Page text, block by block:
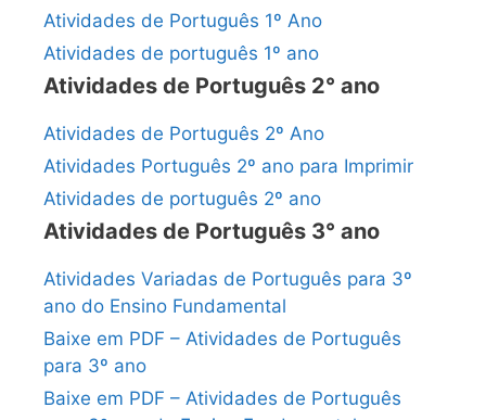
Atividades de Português 1º Ano
Atividades de português 1º ano
Atividades de Português 2° ano
Atividades de Português 2º Ano
Atividades Português 2º ano para Imprimir
Atividades de português 2º ano
Atividades de Português 3° ano
Atividades Variadas de Português para 3º
ano do Ensino Fundamental
Baixe em PDF – Atividades de Português
para 3º ano
Baixe em PDF – Atividades de Português